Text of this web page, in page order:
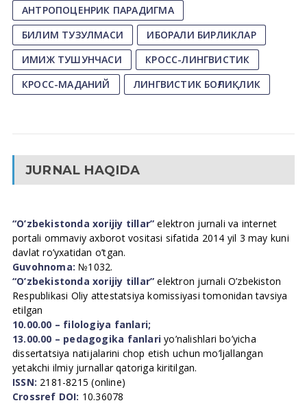
АНТРОПОЦЕНРИК ПАРАДИГМА
БИЛИМ ТУЗУЛМАСИ
ИБОРАЛИ БИРЛИКЛАР
ИМИЖ ТУШУНЧАСИ
КРОСС-ЛИНГВИСТИК
КРОСС-МАДАНИЙ
ЛИНГВИСТИК БОҒЛИҚЛИК
JURNAL HAQIDA
“O’zbekistonda xorijiy tillar” elektron jurnali va internet
portali ommaviy axborot vositasi sifatida 2014 yil 3 may kuni
davlat ro’yxatidan o’tgan.
Guvohnoma: №1032.
“O’zbekistonda xorijiy tillar” elektron jurnali O’zbekiston
Respublikasi Oliy attestatsiya komissiyasi tomonidan tavsiya
etilgan
10.00.00 – filologiya fanlari;
13.00.00 – pedagogika fanlari yo’nalishlari bo’yicha
dissertatsiya natijalarini chop etish uchun mo’ljallangan
yetakchi ilmiy jurnallar qatoriga kiritilgan.
ISSN: 2181-8215 (online)
Crossref DOI: 10.36078